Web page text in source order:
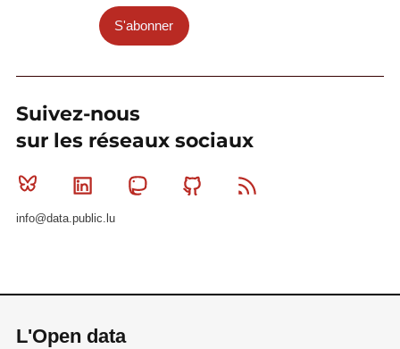
S'abonner
Suivez-nous
sur les réseaux sociaux
Bluesky Linkedin MastodonGithub
info@data.public.lu
L'Open data